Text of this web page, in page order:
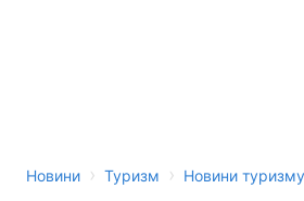
Новини › Туризм › Новини туризму